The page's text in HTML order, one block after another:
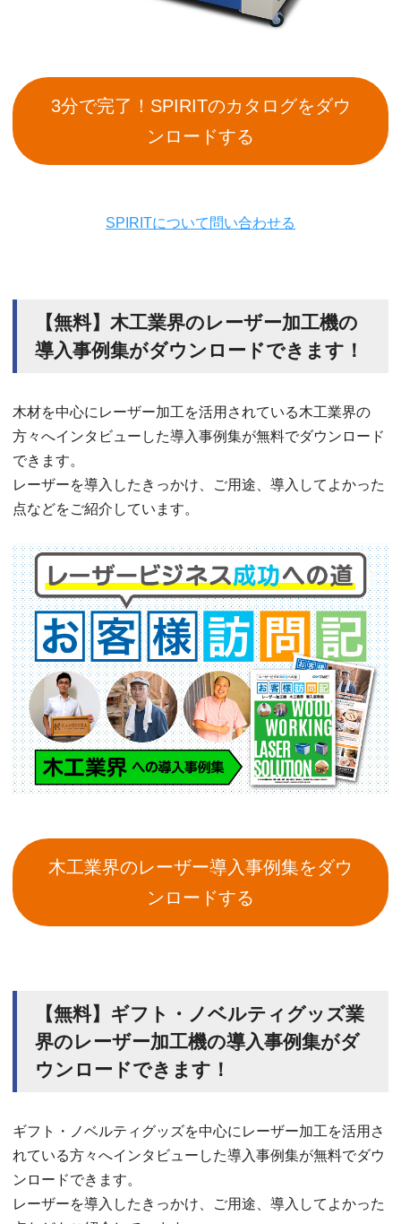
3分で完了！SPIRITのカタログをダウ
ンロードする
SPIRITについて問い合わせる
【無料】木工業界のレーザー加工機の
導入事例集がダウンロードできます！
木材を中心にレーザー加工を活用されている木工業界の
方々へインタビューした導入事例集が無料でダウンロード
できます。
レーザーを導入したきっかけ、ご用途、導入してよかった
点などをご紹介しています。
木工業界のレーザー導入事例集をダウ
ンロードする
【無料】ギフト・ノベルティグッズ業
界のレーザー加工機の導入事例集がダ
ウンロードできます！
ギフト・ノベルティグッズを中心にレーザー加工を活用さ
れている方々へインタビューした導入事例集が無料でダウ
ンロードできます。
レーザーを導入したきっかけ、ご用途、導入してよかった